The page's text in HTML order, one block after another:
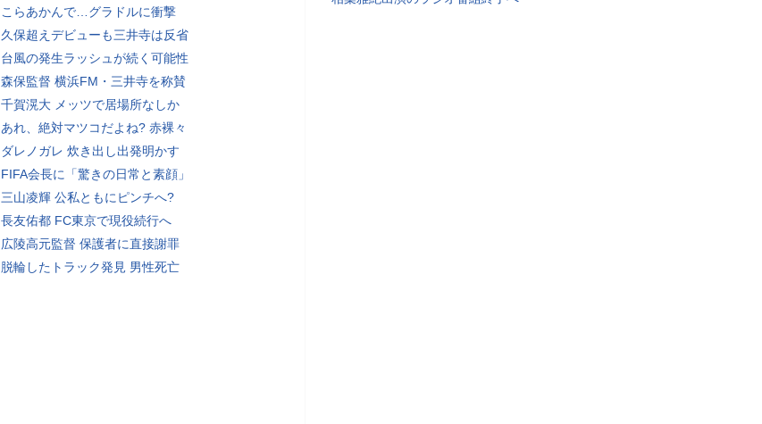
こらあかんで…グラドルに衝撃
久保超えデビューも三井寺は反省
台風の発生ラッシュが続く可能性
森保監督 横浜FM・三井寺を称賛
千賀滉大 メッツで居場所なしか
あれ、絶対マツコだよね? 赤裸々
ダレノガレ 炊き出し出発明かす
FIFA会長に「驚きの日常と素顔」
三山凌輝 公私ともにピンチへ?
長友佑都 FC東京で現役続行へ
広陵高元監督 保護者に直接謝罪
脱輪したトラック発見 男性死亡